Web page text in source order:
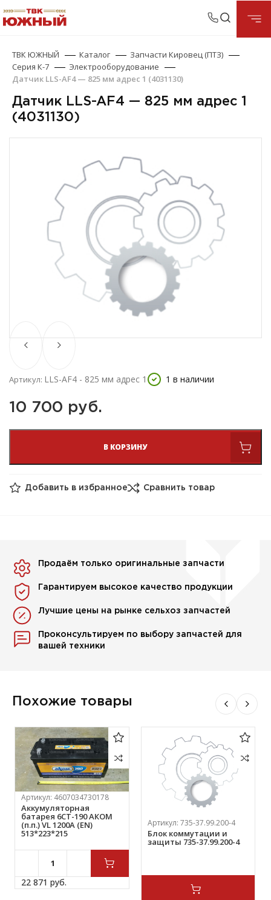
ТВК ЮЖНЫЙ Каталог
Запчасти Кировец (ПТЗ)
Серия К-7
Электрооборудование
Датчик LLS-AF4 — 825 мм адрес 1 (4031130)
Датчик LLS-AF4 — 825 мм адрес 1
(4031130)
Артикул: LLS-AF4 - 825 мм адрес 1 1 в наличии
10 700 руб.
В КОРЗИНУ
Добавить в избранное Сравнить товар
Продаём только оригинальные запчасти
Гарантируем высокое качество продукции
Лучшие цены на рынке сельхоз запчастей
Проконсультируем по выбору запчастей для
вашей техники
Похожие товары
Артикул: 4607034730178
Аккумуляторная
батарея 6СТ-190 АКОМ
(п.п.) VL 1200A (EN)
513*223*215
22 871 руб.
Артикул: 735-37.99.200-4
Блок коммутации и
защиты 735-37.99.200-4